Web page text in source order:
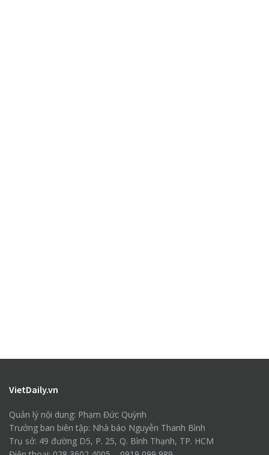
VietDaily.vn
Quản lý nội dung: Phạm Đức Quỳnh
Trưởng ban biên tập: Nhà báo Nguyễn Thanh Bình
Trụ sở: 49 đường D5, P. 25, Q. Bình Thạnh, TP. HCM